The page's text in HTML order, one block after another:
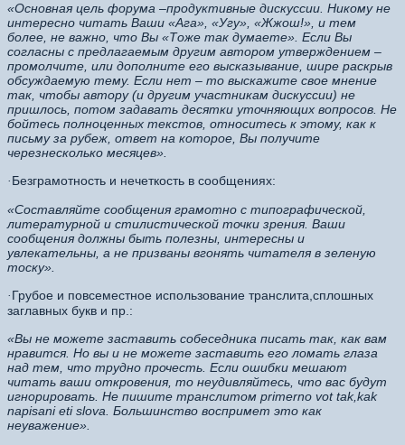
«Основная цель форума –продуктивные дискуссии. Никому не
интересно читать Ваши «Ага», «Угу», «Жжош!», и тем
более, не важно, что Вы «Тоже так думаете». Если Вы
согласны с предлагаемым другим автором утверждением –
промолчите, или дополните его высказывание, шире раскрыв
обсуждаемую тему. Если нет – то выскажите свое мнение
так, чтобы автору (и другим участникам дискуссии) не
пришлось, потом задавать десятки уточняющих вопросов. Не
бойтесь полноценных текстов, относитесь к этому, как к
письму за рубеж, ответ на которое, Вы получите
черезнесколько месяцев».
· Безграмотность и нечеткость в сообщениях:
«Составляйте сообщения грамотно с типографической,
литературной и стилистической точки зрения. Ваши
сообщения должны быть полезны, интересны и
увлекательны, а не призваны вгонять читателя в зеленую
тоску».
· Грубое и повсеместное использование транслита,сплошных
заглавных букв и пр.:
«Вы не можете заставить собеседника писать так, как вам
нравится. Но вы и не можете заставить его ломать глаза
над тем, что трудно прочесть. Если ошибки мешают
читать ваши откровения, то неудивляйтесь, что вас будут
игнорировать. Не пишите транслитом primerno vot tak,kak
napisani eti slova. Большинство воспримет это как
неуважение».